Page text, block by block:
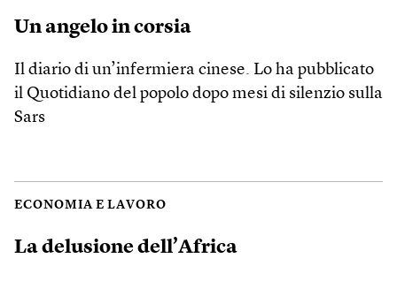
Un angelo in corsia
Il diario di un’infermiera cinese. Lo ha pubblicato
il Quotidiano del popolo dopo mesi di silenzio sulla
Sars
ECONOMIA E LAVORO
La delusione dell’Africa